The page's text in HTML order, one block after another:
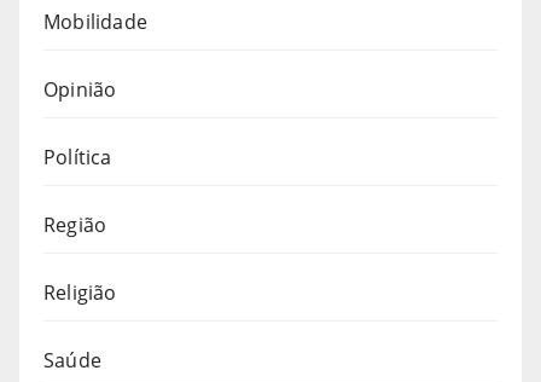
Mobilidade
Opinião
Política
Região
Religião
Saúde